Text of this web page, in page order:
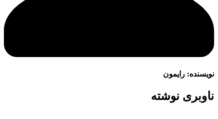
نویسنده: رایمون
ناوبری نوشته